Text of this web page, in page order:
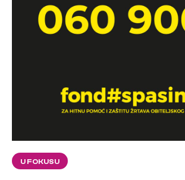
U FOKUSU